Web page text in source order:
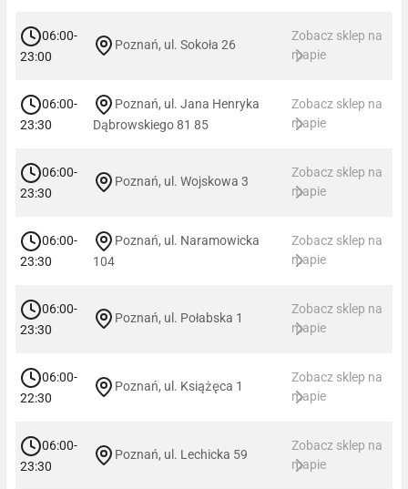
06:00-
23:00
Poznań, ul. Sokoła 26
Zobacz sklep na
mapie
06:00-
23:30
Poznań, ul. Jana Henryka
Dąbrowskiego 81 85
Zobacz sklep na
mapie
06:00-
23:30
Poznań, ul. Wojskowa 3
Zobacz sklep na
mapie
06:00-
23:30
Poznań, ul. Naramowicka
104
Zobacz sklep na
mapie
06:00-
23:30
Poznań, ul. Połabska 1
Zobacz sklep na
mapie
06:00-
22:30
Poznań, ul. Książęca 1
Zobacz sklep na
mapie
06:00-
23:30
Poznań, ul. Lechicka 59
Zobacz sklep na
mapie